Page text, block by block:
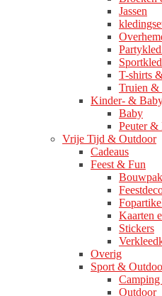
Jassen
T-shirts
Truien &
Kinder- &
Baby
Peuter &
Vrije Tijd & Outdoor
Cadeaus
Feest & Fun
Kaarten
Stickers
Overig
Sport &
Outdoor